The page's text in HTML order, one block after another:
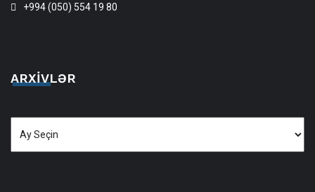
+994 (050) 554 19 80
ARXIVLƏR
Arxivlər